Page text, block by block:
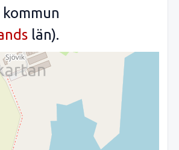
kommun
län).